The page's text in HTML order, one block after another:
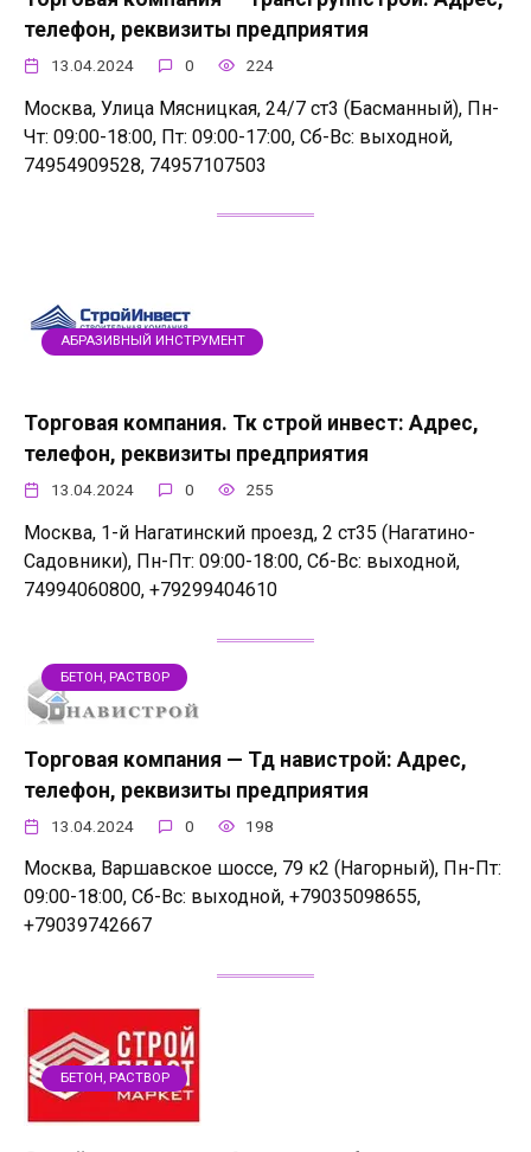
телефон, реквизиты предприятия
13.04.2024 0 224
Москва, Улица Мясницкая, 24/7 ст3 (Басманный), Пн-
Чт: 09:00-18:00, Пт: 09:00-17:00, Сб-Вс: выходной,
74954909528, 74957107503
АБРАЗИВНЫЙ ИНСТРУМЕНТ
Торговая компания. Тк строй инвест: Адрес,
телефон, реквизиты предприятия
13.04.2024 0 255
Москва, 1-й Нагатинский проезд, 2 ст35 (Нагатино-
Садовники), Пн-Пт: 09:00-18:00, Сб-Вс: выходной,
74994060800, +79299404610
БЕТОН, РАСТВОР
Торговая компания — Тд навистрой: Адрес,
телефон, реквизиты предприятия
13.04.2024 0 198
Москва, Варшавское шоссе, 79 к2 (Нагорный), Пн-Пт:
09:00-18:00, Сб-Вс: выходной, +79035098655,
+79039742667
БЕТОН, РАСТВОР